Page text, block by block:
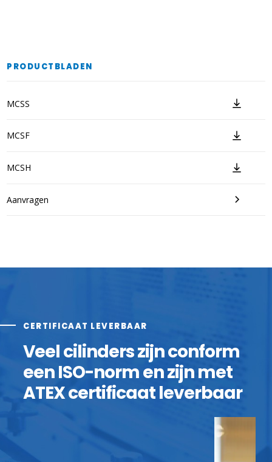
PRODUCTBLADEN
MCSS
MCSF
MCSH
Aanvragen
CERTIFICAAT LEVERBAAR
Veel cilinders zijn conform
een ISO-norm en zijn met
ATEX certificaat leverbaar